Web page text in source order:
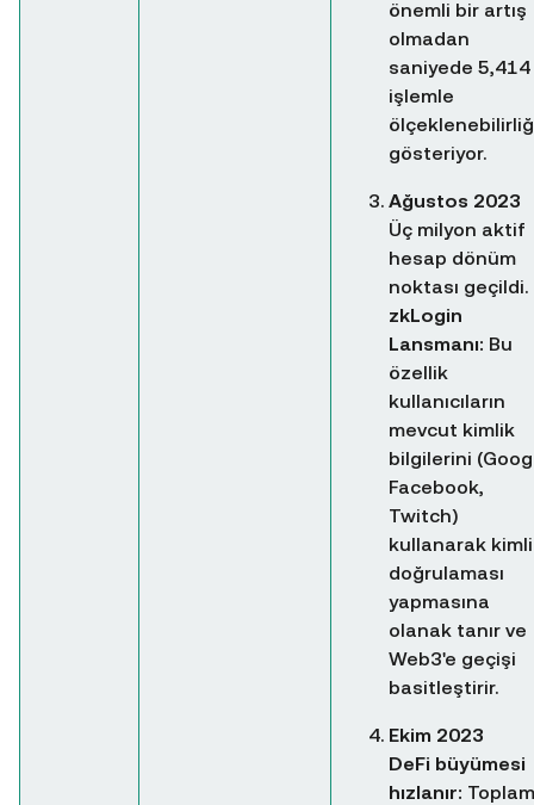
önemli bir artış
olmadan
saniyede 5,414
işlemle
gösteriyor.
Ağustos 2023
Üç milyon aktif
hesap dönüm
noktası geçildi.
zkLogin
Lansmanı: Bu
özellik
kullanıcıların
mevcut kimlik
bilgilerini
Facebook,
Twitch)
kullanarak
doğrulaması
yapmasına
olanak tanır ve
Web3'e geçişi
basitleştirir.
Ekim 2023
DeFi büyümesi
hızlanır: Toplam